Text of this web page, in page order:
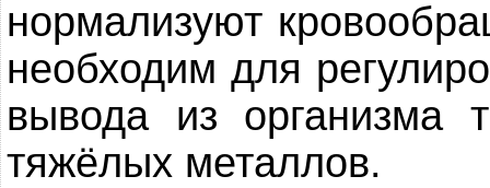
нормализуют
необходим для
вывода из организма
тяжёлых металлов.